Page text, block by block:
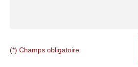
(*) Champs obligatoire